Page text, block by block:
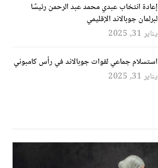
إعادة انتخاب عبدي محمد عبد الرحمن رئيسًا
لبرلمان جوبالاند الإقليمي
يناير 31, 2025
استسلام جماعي لقوات جوبالاند في رأس كامبوني
يناير 31, 2025